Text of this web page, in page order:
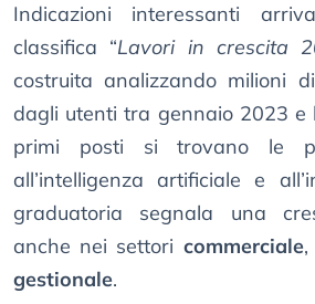
Indicazioni interessanti
classifica “Lavori in crescita
costruita analizzando milioni
dagli utenti tra gennaio 2023 e
primi posti si trovano le
all’intelligenza artificiale e
graduatoria segnala una
anche nei settori commerciale,
gestionale.